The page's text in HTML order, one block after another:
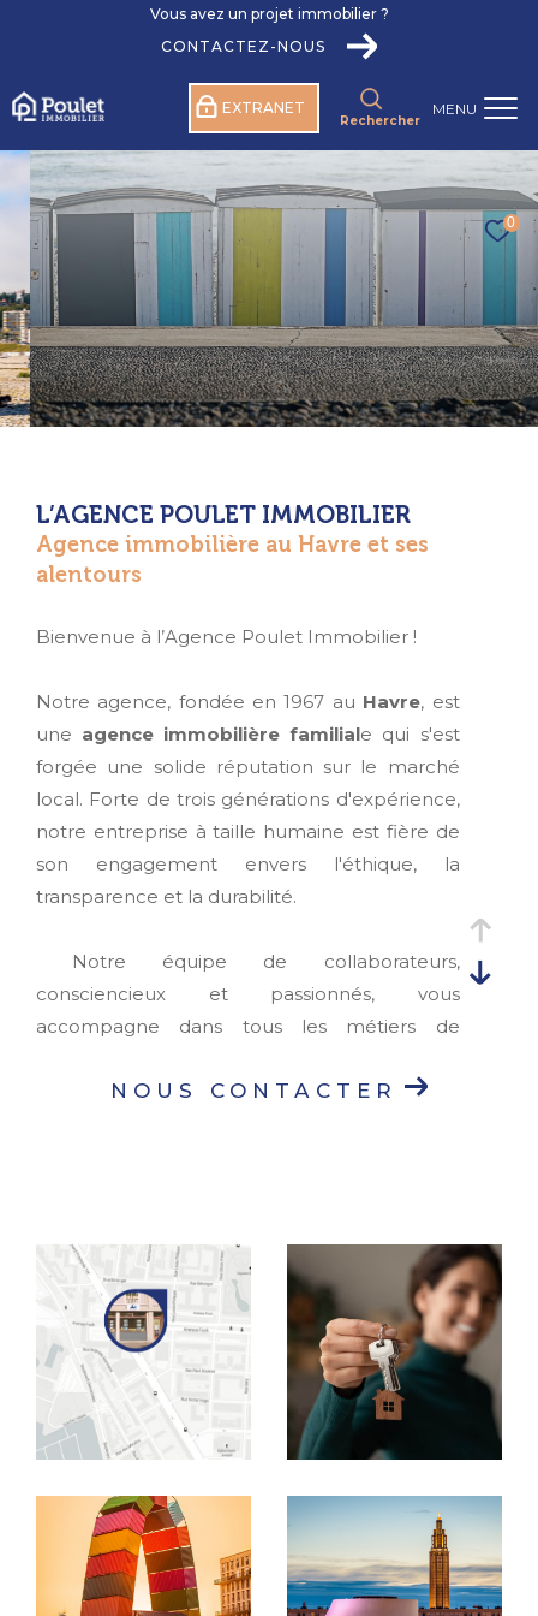
Vous avez un projet immobilier ?
CONTACTEZ-NOUS
MENU
EXTRANET
Rechercher
0
L’AGENCE POULET IMMOBILIER
Agence immobilière au Havre et ses
alentours
Bienvenue à l’Agence Poulet Immobilier !
Notre agence, fondée en 1967 au Havre, est
une agence immobilière familiale qui s'est
forgée une solide réputation sur le marché
local. Forte de trois générations d'expérience,
notre entreprise à taille humaine est fière de
son engagement envers l'éthique, la
transparence et la durabilité.
Notre équipe de collaborateurs,
consciencieux et passionnés, vous
accompagne dans tous les métiers de
vendre, louer, faire gérer un bien
En tant qu'agence de proximité, nous nous
distinguons par notre accessibilité et notre
professionnalisme.
Nos services de gestion locative et de syndic
de copropriété vous assurent une gestion
technique, comptable et administratif
complet. Grâce à notre extranet vous pouvez
suivre vos comptes et accéder à vos
documents importants à tout moment.
NOUS CONTACTER